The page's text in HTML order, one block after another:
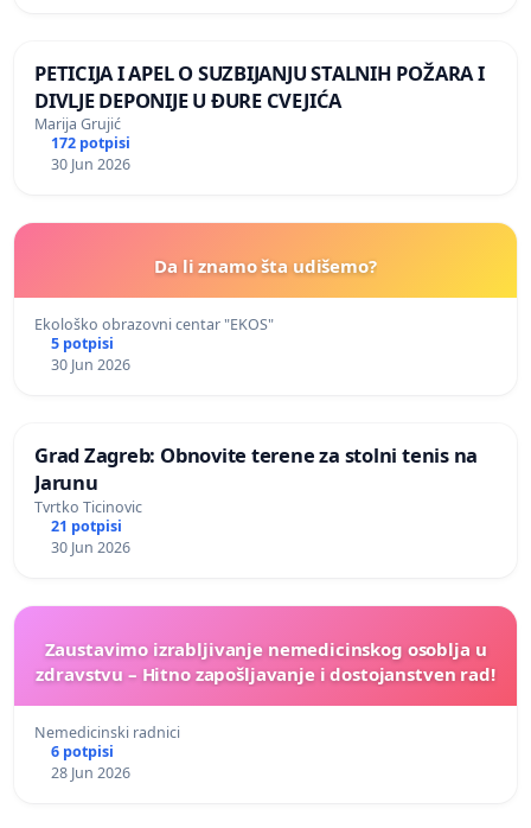
PETICIJA I APEL O SUZBIJANJU STALNIH POŽARA I
DIVLJE DEPONIJE U ĐURE CVEJIĆA
Marija Grujić
172 potpisi
30 Jun 2026
Da li znamo šta udišemo?
Ekološko obrazovni centar "EKOS"
5 potpisi
30 Jun 2026
Grad Zagreb: Obnovite terene za stolni tenis na
Jarunu
Tvrtko Ticinovic
21 potpisi
30 Jun 2026
Zaustavimo izrabljivanje nemedicinskog osoblja u
zdravstvu – Hitno zapošljavanje i dostojanstven rad!
Nemedicinski radnici
6 potpisi
28 Jun 2026